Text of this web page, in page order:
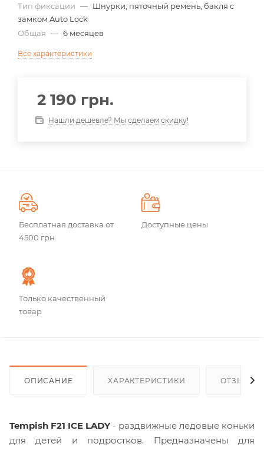
Тип фиксации — Шнурки, пяточный ремень, бакля с
замком Auto Lock
Общая — 6 месяцев
Все характеристики
2 190 грн.
Нашли дешевле? Мы сделаем скидку!
Бесплатная доставка от
4500 грн.
Доступные цены
Только качественный
товар
ОПИСАНИЕ ХАРАКТЕРИСТИКИ ОТЗЫВЫ
Tempish F21 ICE LADY - раздвижные ледовые коньки
для детей и подростков. Предназначены для